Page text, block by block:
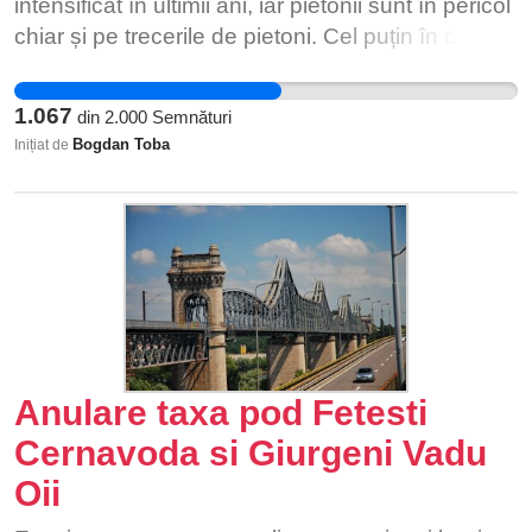
intensificat în ultimii ani, iar pietonii sunt în pericol
chiar și pe trecerile de pietoni. Cel puțin în dreptul
mult prea dese, fiind pusă în pericol viața copiilor.
Semnați și distribuiți petiția, vă rugăm! Indiferent
dacă suntem pietoni sau șoferi, avem nevoie de
1.067 din 2.000 Semnături
Inițiat de Bogdan Toba
Anulare taxa pod Fetesti
Cernavoda si Giurgeni Vadu
Oii